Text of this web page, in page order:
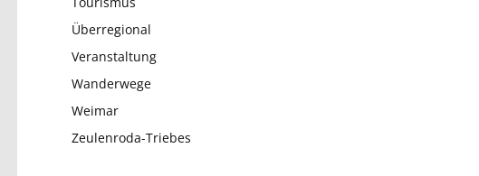
Überregional
Veranstaltung
Wanderwege
Weimar
Zeulenroda-Triebes